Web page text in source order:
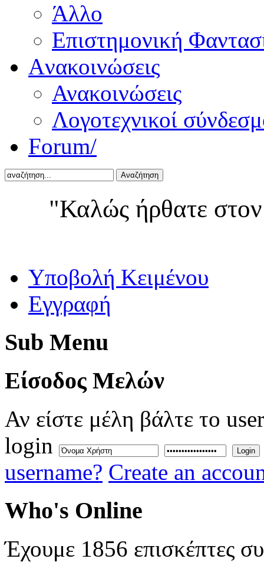
Άλλο
Επιστημονική
Aνακοινώσεις
Ανακοινώσεις
Λογοτεχνικοί
Forum/
Αναζήτηση
"Καλώς ήρθατε
Yποβολή Κειμένου
Εγγραφή
Sub Menu
Eίσοδος Μελών
Αν είστε μέλη βάλτε το
login
Login
username? Create an
Who's Online
Έχουμε 1856 επισκέπτες